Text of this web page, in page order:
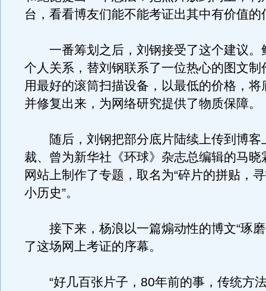
台，看看博友们能不能考证出其中有价值的
一番筹划之后，刘钢接受了这个建议。
个人关系，替刘钢联系了一位热心的图文制
用最好的滚筒扫描设备，以最低的价格，将
并修复出来，为网络研究提供了物质保障。
随后，刘钢把部分底片陆续上传到博客
裁、曾为新华社《环球》杂志总编辑的马晓
网站上制作了专题，取名为“碎片的拼贴，
小历史”。
接下来，杨浪以一篇煽动性的博文“琢磨
了这场网上考证的序幕。
“好几百张片子，80年前的事，传统方